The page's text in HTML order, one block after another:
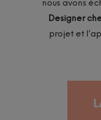
nous avons
Designer
projet et